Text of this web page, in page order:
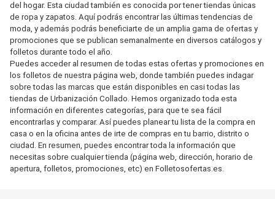
del hogar. Esta ciudad también es conocida por tener tiendas únicas
de ropa y zapatos. Aquí podrás encontrar las últimas tendencias de
moda, y además podrás beneficiarte de un amplia gama de ofertas y
promociones que se publican semanalmente en diversos catálogos y
folletos durante todo el año.
Puedes acceder al resumen de todas estas ofertas y promociones en
los folletos de nuestra página web, donde también puedes indagar
sobre todas las marcas que están disponibles en casi todas las
tiendas de Urbanización Collado. Hemos organizado toda esta
información en diferentes categorías, para que te sea fácil
encontrarlas y comparar. Así puedes planear tu lista de la compra en
casa o en la oficina antes de irte de compras en tu barrio, distrito o
ciudad. En resumen, puedes encontrar toda la información que
necesitas sobre cualquier tienda (página web, dirección, horario de
apertura, folletos, promociones, etc) en Folletosofertas.es.